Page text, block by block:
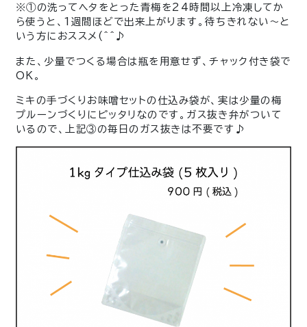
※①の洗ってヘタをとった青梅を24時間以上冷凍してか
ら使うと、1週間ほどで出来上がります。待ちきれない～と
いう方におススメ(^^♪
また、少量でつくる場合は瓶を用意せず、チャック付き袋で
OK。
ミキの手づくりお味噌セットの仕込み袋が、実は少量の梅
プルーンづくりにピッタリなのです。ガス抜き弁がついて
いるので、上記③の毎日のガス抜きは不要です♪